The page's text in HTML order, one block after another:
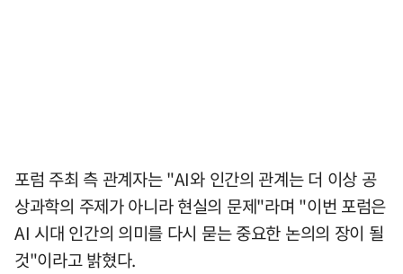
포럼 주최 측 관계자는 "AI와 인간의 관계는 더 이상 공
상과학의 주제가 아니라 현실의 문제"라며 "이번 포럼은
AI 시대 인간의 의미를 다시 묻는 중요한 논의의 장이 될
것"이라고 밝혔다.